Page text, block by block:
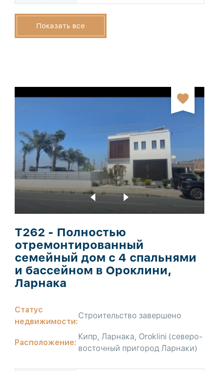
T262 - Полностью
отремонтированный
семейный дом с 4 спальнями
и бассейном в Ороклини,
Ларнака
Статус
недвижимости:
Строительство завершено
Расположение:
Кипр, Ларнака, Oroklini (северо-
восточный пригород Ларнаки)